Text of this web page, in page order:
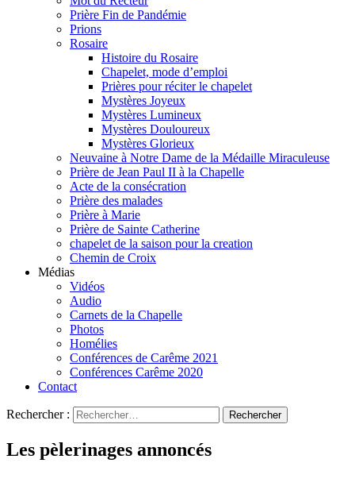
Prière Fin de Pandémie
Prions
Rosaire
Histoire du Rosaire
Chapelet, mode d’emploi
Prières pour réciter le chapelet
Mystères Joyeux
Mystères Lumineux
Mystères Douloureux
Mystères Glorieux
Neuvaine à Notre Dame de la Médaille Miraculeuse
Prière de Jean Paul II à la Chapelle
Acte de la consécration
Prière des malades
Prière à Marie
Prière de Sainte Catherine
chapelet de la saison pour la creation
Chemin de Croix
Médias
Vidéos
Audio
Carnets de la Chapelle
Photos
Homélies
Conférences de Carême 2021
Conférences Carême 2020
Contact
Rechercher :
Les pèlerinages annoncés